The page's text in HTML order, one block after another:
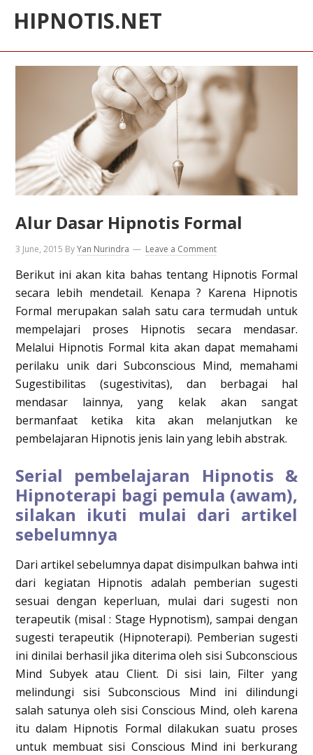
HIPNOTIS.NET
Alur Dasar Hipnotis Formal
3 June, 2015 ByYan Nurindra Leave a Comment
Berikut ini akan kita bahas tentang Hipnotis Formal
secara lebih mendetail. Kenapa ? Karena Hipnotis
Formal merupakan salah satu cara termudah untuk
mempelajari proses Hipnotis secara mendasar.
Melalui Hipnotis Formal kita akan dapat memahami
perilaku unik dari Subconscious Mind, memahami
Sugestibilitas (sugestivitas), dan berbagai hal
mendasar lainnya, yang kelak akan sangat
bermanfaat ketika kita akan melanjutkan ke
pembelajaran Hipnotis jenis lain yang lebih abstrak.
Serial pembelajaran Hipnotis &
Hipnoterapi bagi pemula (awam),
silakan ikuti mulai dari artikel
sebelumnya
Dari artikel sebelumnya dapat disimpulkan bahwa inti
dari kegiatan Hipnotis adalah pemberian sugesti
sesuai dengan keperluan, mulai dari sugesti non
terapeutik (misal : Stage Hypnotism), sampai dengan
sugesti terapeutik (Hipnoterapi). Pemberian sugesti
ini dinilai berhasil jika diterima oleh sisi Subconscious
Mind Subyek atau Client. Di sisi lain, Filter yang
melindungi sisi Subconscious Mind ini dilindungi
salah satunya oleh sisi Conscious Mind, oleh karena
itu dalam Hipnotis Formal dilakukan suatu proses
untuk membuat sisi Conscious Mind ini berkurang